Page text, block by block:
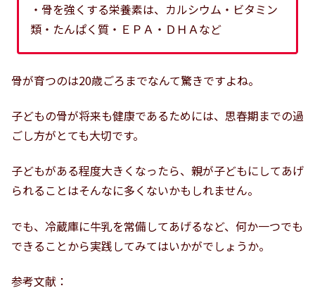
・骨を強くする栄養素は、カルシウム・ビタミン
類・たんぱく質・ＥＰＡ・ＤＨＡなど
骨が育つのは20歳ごろまでなんて驚きですよね。
子どもの骨が将来も健康であるためには、思春期までの過
ごし方がとても大切です。
子どもがある程度大きくなったら、親が子どもにしてあげ
られることはそんなに多くないかもしれません。
でも、冷蔵庫に牛乳を常備してあげるなど、何か一つでも
できることから実践してみてはいかがでしょうか。
参考文献：